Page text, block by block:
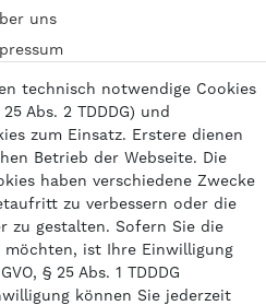
uns
Kontakt
technisch notwendige Cookies
Abs. 2 TDDDG) und
zum Einsatz. Erstere dienen
Betrieb der Webseite. Die
haben verschiedene Zwecke
zu verbessern oder die
zu gestalten. Sofern Sie die
möchten, ist Ihre Einwilligung
§ 25 Abs. 1 TDDDG
können Sie jederzeit